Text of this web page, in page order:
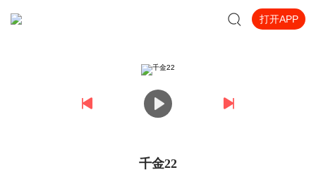
打开APP
千金22